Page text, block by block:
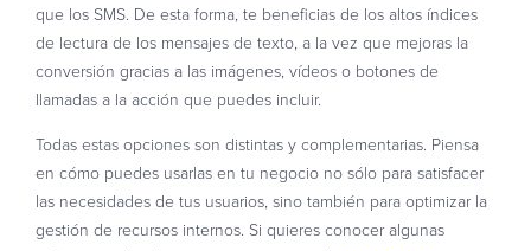
que los SMS. De esta forma, te beneficias de los altos índices
de lectura de los mensajes de texto, a la vez que mejoras la
conversión gracias a las imágenes, vídeos o botones de
llamadas a la acción que puedes incluir.
Todas estas opciones son distintas y complementarias. Piensa
en cómo puedes usarlas en tu negocio no sólo para satisfacer
las necesidades de tus usuarios, sino también para optimizar la
gestión de recursos internos. Si quieres conocer algunas